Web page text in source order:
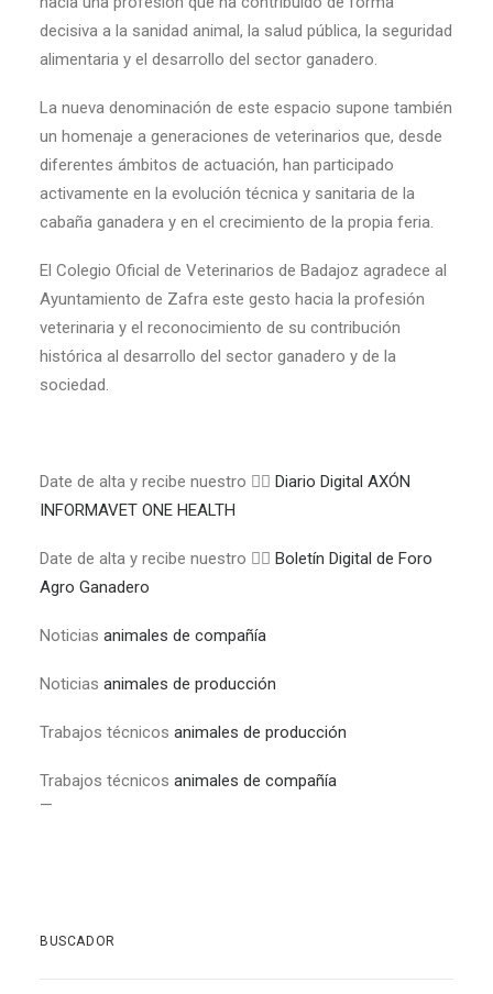
decisiva a la sanidad animal, la salud pública, la seguridad
alimentaria y el desarrollo del sector ganadero.
La nueva denominación de este espacio supone también
un homenaje a generaciones de veterinarios que, desde
diferentes ámbitos de actuación, han participado
activamente en la evolución técnica y sanitaria de la
cabaña ganadera y en el crecimiento de la propia feria.
El Colegio Oficial de Veterinarios de Badajoz agradece al
Ayuntamiento de Zafra este gesto hacia la profesión
veterinaria y el reconocimiento de su contribución
histórica al desarrollo del sector ganadero y de la
sociedad.
Date de alta y recibe nuestro 👉🏼 Diario Digital AXÓN
INFORMAVET ONE HEALTH
Date de alta y recibe nuestro 👉🏼 Boletín Digital de Foro
Agro Ganadero
Noticias animales de compañía
Noticias animales de producción
Trabajos técnicos animales de producción
Trabajos técnicos animales de compañía
—
BUSCADOR